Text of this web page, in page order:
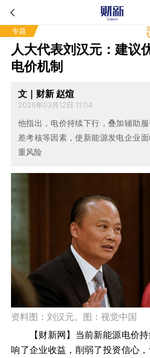
专题
人大代表刘汉元：建议
电价机制
文｜财新 赵煊
2026年03月12日 11:04
他指出，电价持续下行，叠加辅助
差考核等因素，使新能源发电企业
重风险
资料图：刘汉元。图：视觉中国
【财新网】 当前新能源电价
响了企业收益，削弱了投资信心